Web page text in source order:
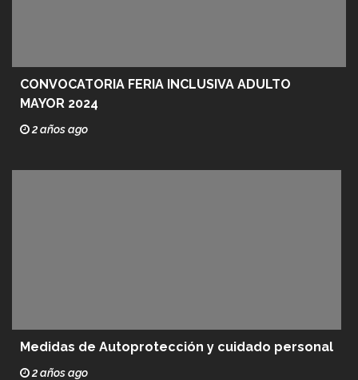
CONVOCATORIA FERIA INCLUSIVA ADULTO
MAYOR 2024
2 años ago
Medidas de Autoprotección y cuidado personal
2 años ago